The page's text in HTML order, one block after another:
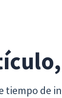
tiempo de